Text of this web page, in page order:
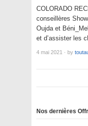
COLORADO
conseillères
Oujda et
et d’assister les
4 mai 2021 · by
Nos dernières